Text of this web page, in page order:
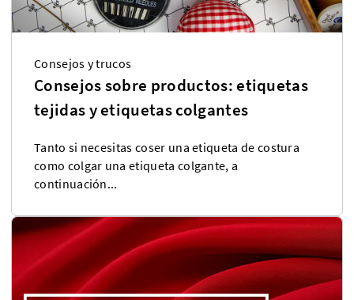
Consejos y trucos
Consejos sobre productos: etiquetas
tejidas y etiquetas colgantes
Tanto si necesitas coser una etiqueta de costura
como colgar una etiqueta colgante, a
continuación...